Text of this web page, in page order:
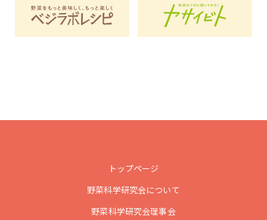
トップページ
野菜科学研究会について
野菜科学研究会理事会